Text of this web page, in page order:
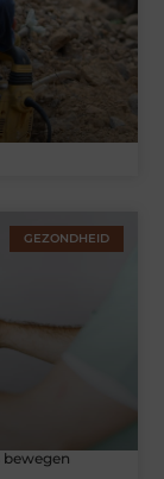
GEZONDHEID
bewegen